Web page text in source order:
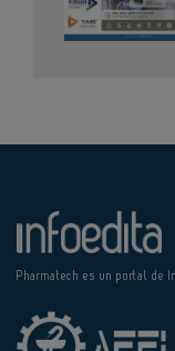
Pharmatech es un portal de